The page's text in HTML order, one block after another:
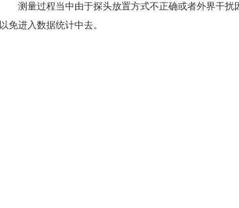
测量过程当中由于探头放置方式不正确或者外界干扰
以免进入数据统计中去。